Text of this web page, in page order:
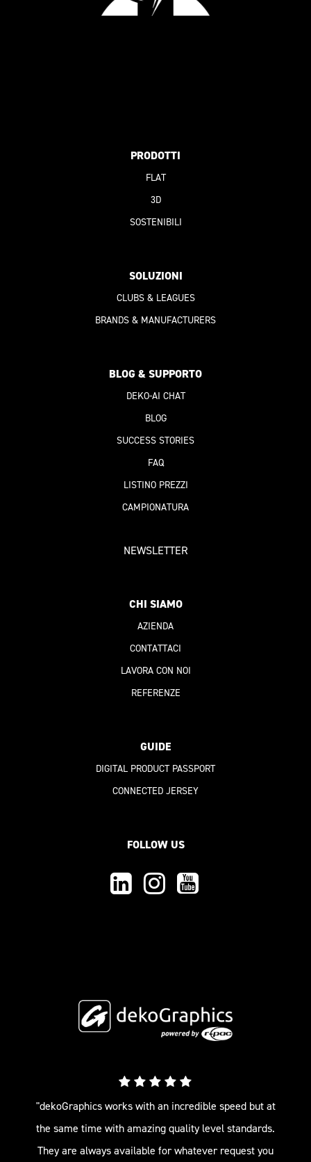
PRODOTTI
FLAT
3D
SOSTENIBILI
SOLUZIONI
CLUBS & LEAGUES
BRANDS & MANUFACTURERS
BLOG & SUPPORTO
DEKO-AI CHAT
BLOG
SUCCESS STORIES
FAQ
LISTINO PREZZI
CAMPIONATURA
NEWSLETTER
CHI SIAMO
AZIENDA
CONTATTACI
LAVORA CON NOI
REFERENZE
GUIDE
DIGITAL PRODUCT PASSPORT
CONNECTED JERSEY
FOLLOW US
"dekoGraphics works with an incredible speed but at
the same time with amazing quality level standards.
They are always available for whatever request you